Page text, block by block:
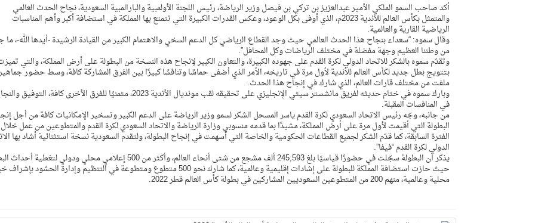
أكد صاحب السمو الملكي الأمير عبدالعزيز بن تركي بن فيصل وزير الرياضة، رئيس اللجنة الأولمبية والبارالمبية السعودية، نجاح الحدث العالمي
والمتمثل بكأس العالم للأندية 2023م، الذي أوفى بكل الوعود، وعكس القدرات الكبيرة التي تتمتع بها المملكة في استضافة أكبر وأهم المناسبات
الرياضية القارية والعالمية.
وقال سموه: “سعداء بنجاح هذا الحدث العالمي حيث وجد القطاع الرياضي كل الدعم السخي والاهتمام الكبير من القيادة الرشيدة -أيدها الله-، ما
من وطننا العظيم وجهة مفضلة في مختلف الرياضات وكل المحافل”.
وتقدّم سموه بالشكر للاتحاد الدولي لكرة القدم على جهوده الكبيرة، والتعاون الكبير لإنجاح هذه النسخة من البطولة على أرض المملكة، والتي
بتتويج بطل جديد لكأس العالم للأندية لأول مرة في تاريخه، الأمر الذي أضفى حماسًا وتنافسًا كبيرًا بين الفرق المشاركة كافة، وسط حضور
ملفت من مختلف قارات العالم، الذي شارك في إنجاح هذا الحدث.
وبارك سموه في ختام حديثه لفريق مانشستر سيتي الإنجليزي على تحقيقه لقب مونديال الأندية 2023، متمنيًا للفرق الأخرى كافة، التوفيق
في المنافسات المقبلة.
من جانبه، وجّه رئيس الاتحاد السعودي لكرة القدم ياسر المسحل الشكر لسمو وزير الرياضة على الدعم الكبير وتسخير الإمكانيات كافة من أجل
البطولة التي أقيمت لأول مرة على أرض المملكة، مشيدًا بما قدمه منسوبي وزارة الرياضة والاتحاد السعودي لكرة القدم والمتطوعين من عمل خلال
الفترة السابقة، كما قدّم الشكر لجميع القطاعات الحكومية والخاصة التي أسهمت في إنجاح البطولة، ولتقدم السعودية نسخة استثنائية أشاد بها
الدولي لكرة القدم “فيفا”.
يذكر أن البطولة سجّلت في حضورًا قياسيًا بلغ 245,593 ألف مشجع من شتى أنحاء العالم، وأكثر من 500 إعلامي محلي ودولي
حيث حازت استضافة المملكة للبطولة على إشادات إقليمية وعالمية، كما شارك نحو 500 متطوع ومتطوعة في التنظيم وإدارة الحشود
محلية وعالمية، منهم 200 من المتطوعين السعوديين المشاركين في بطولة كأس العالم قطر 2022.